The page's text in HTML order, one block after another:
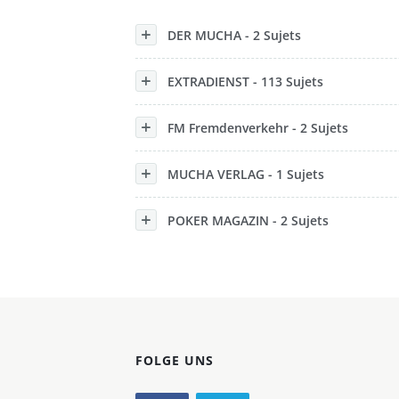
Epoche
DER MUCHA - 2 Sujets
EXTRADIENST - 113 Sujets
FM Fremdenverkehr - 2 Sujets
MUCHA VERLAG - 1 Sujets
POKER MAGAZIN - 2 Sujets
FOLGE UNS